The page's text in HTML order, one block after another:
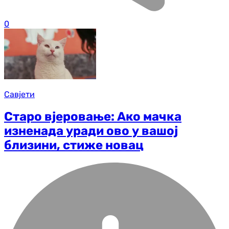
0
Савјети
Старо вјеровање: Ако мачка
изненада уради ово у вашој
близини, стиже новац